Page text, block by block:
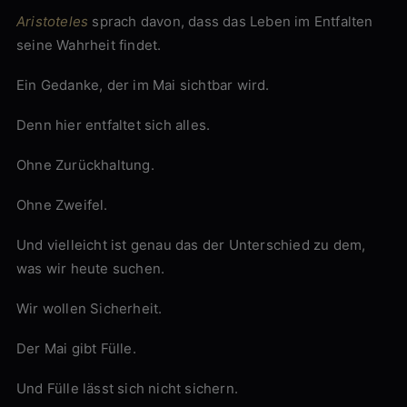
Aristoteles sprach davon, dass das Leben im Entfalten
seine Wahrheit findet.
Ein Gedanke, der im Mai sichtbar wird.
Denn hier entfaltet sich alles.
Ohne Zurückhaltung.
Ohne Zweifel.
Und vielleicht ist genau das der Unterschied zu dem,
was wir heute suchen.
Wir wollen Sicherheit.
Der Mai gibt Fülle.
Und Fülle lässt sich nicht sichern.